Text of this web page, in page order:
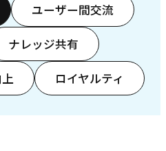
ユーザー間交流
ナレッジ共有
ロイヤルティ